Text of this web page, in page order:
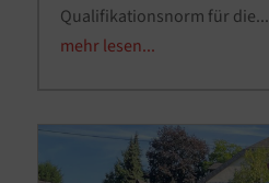
Qualifikationsnorm für die...
mehr lesen...